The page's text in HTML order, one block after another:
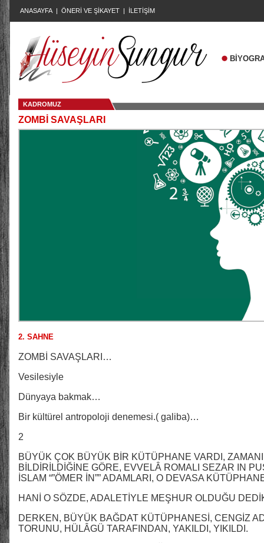
ANASAYFA | ÖNERİ VE ŞİKAYET | İLETİŞİM
KADROMUZ
ZOMBİ SAVAŞLARI
2. SAHNE
ZOMBİ SAVAŞLARI…
Vesilesiyle
Dünyaya bakmak…
Bir kültürel antropoloji denemesi.( galiba)…
2
BÜYÜK ÇOK BÜYÜK BİR KÜTÜPHANE VARDI,
BİLDİRİLDİĞİNE GÖRE, EVVELÂ ROMALI SEZAR IN
İSLAM “”ÖMER İN”” ADAMLARI, O DEVASA
HANİ O SÖZDE, ADALETİYLE MEŞHUR OLDUĞU
DERKEN, BÜYÜK BAĞDAT KÜTÜPHANESİ, CENGİZ
TORUNU, HÜLÂGÜ TARAFINDAN, YAKILDI, YIKILDI.